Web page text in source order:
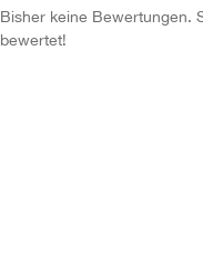
Bisher keine Bewertungen.
bewertet!